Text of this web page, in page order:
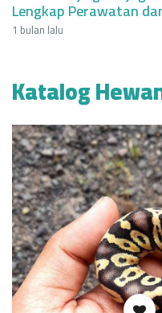
Lengkap Perawatan
1 bulan lalu
Katalog